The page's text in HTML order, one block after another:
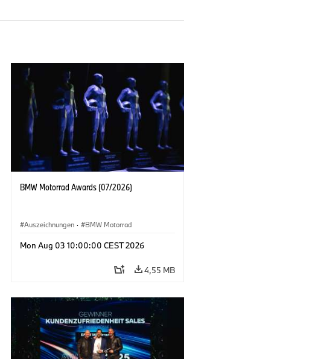
BMW Motorrad Awards (07/2026)
Auszeichnungen · BMW Motorrad
Mon Aug 03 10:00:00 CEST 2026
4,55 MB